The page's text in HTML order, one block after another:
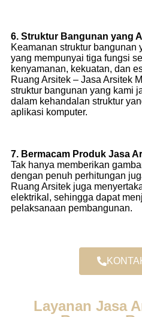
6. Struktur Bangunan yang
Keamanan struktur bangunan
yang mempunyai tiga fungsi
kenyamanan, kekuatan, dan
Ruang Arsitek – Jasa Arsitek
struktur bangunan yang kami
dalam kehandalan struktur
aplikasi komputer.
7. Bermacam Produk Jasa
Tak hanya memberikan
dengan penuh perhitungan
Ruang Arsitek juga
elektrikal, sehingga dapat
pelaksanaan pembangunan.
Layanan Jasa